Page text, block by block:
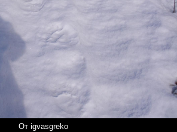
От igvasgreko